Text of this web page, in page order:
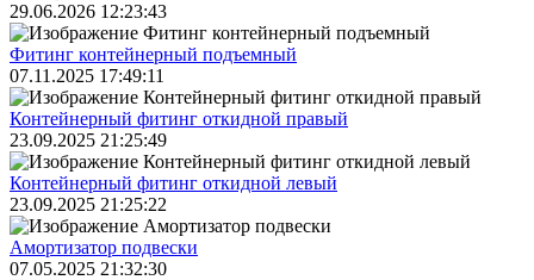
29.06.2026 12:23:43
Фитинг контейнерный подъемный
07.11.2025 17:49:11
Контейнерный фитинг откидной правый
23.09.2025 21:25:49
Контейнерный фитинг откидной левый
23.09.2025 21:25:22
Амортизатор подвески
07.05.2025 21:32:30